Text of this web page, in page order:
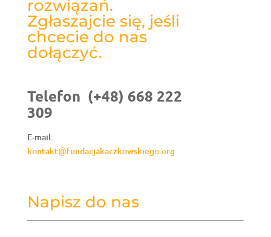
rozwiązań.
Zgłaszajcie się, jeśli
chcecie do nas
dołączyć.
Telefon (+48) 668 222
309
E-mail:
kontakt@fundacjakaczkowskiego.org
Napisz do nas